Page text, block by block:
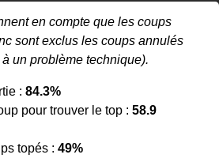
en compte que les coups
sont exclus les coups annulés
un problème technique).
: 84.3%
pour trouver le top : 58.9
topés : 49%